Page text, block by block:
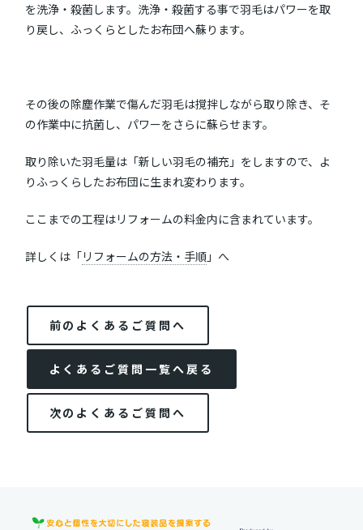
を洗浄・殺菌します。洗浄・殺菌する事で羽毛はパワーを取
り戻し、ふっくらとしたお布団へ蘇ります。
その後の除塵作業で傷んだ羽毛は撹拌しながら取り除き、そ
の作業中に抗菌し、パワーをさらに蘇らせます。
取り除いた羽毛量は「新しい羽毛の補充」をしますので、よ
りふっくらしたお布団に生まれ変わります。
ここまでの工程はリフォームの料金内に含まれています。
詳しくは「リフォームの方法・手順 」へ
前のよくあるご質問へ
よくあるご質問一覧へ戻る
次のよくあるご質問へ